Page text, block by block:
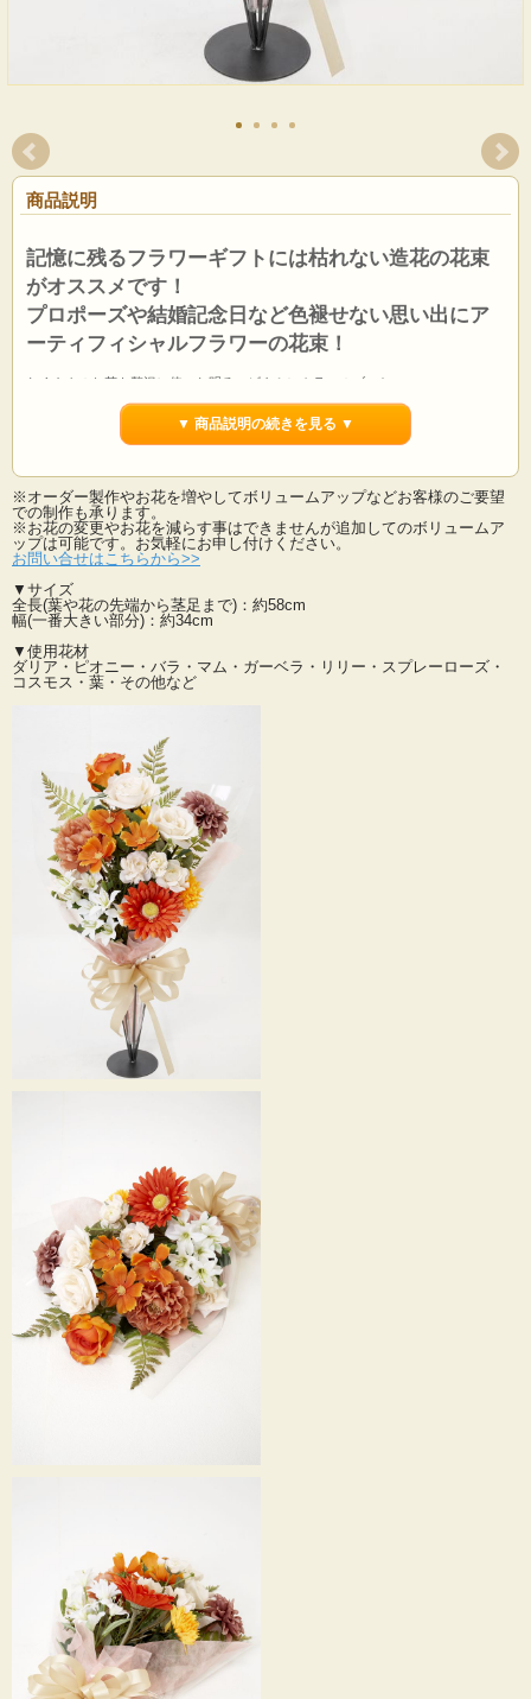
商品説明
記憶に残るフラワーギフトには枯れない造花の花束
がオススメです！
プロポーズや結婚記念日など色褪せない思い出にア
ーティフィシャルフラワーの花束！
たくさんのお花を贅沢に使った明るいビタミンカラーのブーケ。
元気いっぱいのオレンジカラーを纏めたアクティブな雰囲気の花束です。
お手入れの手間も省け、枯れずに色褪せない造花は記憶残る記念の花束として大
変喜ばれています。
高品質なアーティフィシャルフラワーで作られたこの花束は、どんなシーンでも
華やかさを演出します。
造花ならではで季節やご用途も気にせず、あらゆるシーンでご利用いただけま
す。
大切な方へ心を込めたプレゼントを・・・。
ご結婚式などでは、ご両親に感謝の気持ちを込めて贈る特別なフラワーギフトと
してご使用頂けます。
造花・アーティフィシャルフラワーですので遠方からのゲストにもご負担無くお
持ち帰り頂けます。
長持ちするため、特別な日や日常のインテリアとしても最適です。
プロポーズやお祝いの場面にぴったりなこの花束は、様々な用途に対応していま
す。
大切な人へのサプライズや、ご友人への感謝の気持ちを伝える際にも、心を込め
た贈り物として最適です。
アーティフィシャルフラワーならではの手入れ不要で、いつまでも美しさを保つ
ことができるため、贈られた方も長く楽しむことができます。
枯れることなく衛生的でお手入れも楽々です！
ラッピングをほどいて花瓶にそのまま挿すだけで素敵なアーティフィシャルフラ
ワーのアレンジメントに早変わり♪
簡単に飾れるのも魅力のひとつです。
ドラマチックな花束で特別な日を演出しましょう。
お洒落な花贈りなら高級なアーティフィシャルフラワーの花束がおすすめです！
自分へのご褒美や大切な人への贈り物にいかがでしょうか？
あなたの大切な瞬間を、より一層特別なものにしてくれる素敵な花束です。
▼ 商品説明の続きを見る ▼
※オーダー製作やお花を増やしてボリュームアップなどお客様のご要望
での制作も承ります。
※お花の変更やお花を減らす事はできませんが追加してのボリュームア
ップは可能です。お気軽にお申し付けください。
お問い合せはこちらから>>
▼サイズ
全長(葉や花の先端から茎足まで)：約58cm
幅(一番大きい部分)：約34cm
▼使用花材
ダリア・ピオニー・バラ・マム・ガーベラ・リリー・スプレーローズ・
コスモス・葉・その他など